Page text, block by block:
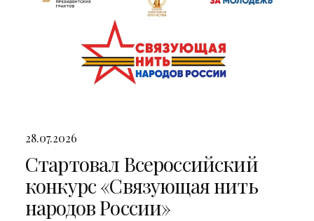
28.07.2026
Стартовал Всероссийский
конкурс «Связующая нить
народов России»